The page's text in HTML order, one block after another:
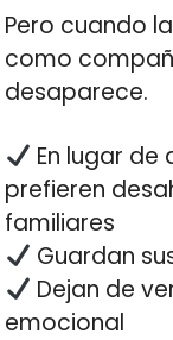
Pero cuando
como
desaparece.
En lugar
prefieren
familiares
Guardan
Dejan de
emocional